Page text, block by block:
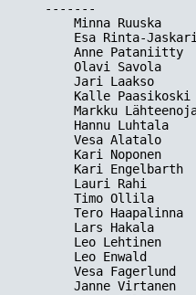
-------
Minna Ruuska
Esa Rinta-
Anne Pataniitty
Olavi Savola
Jari Laakso
Kalle Paasikoski
Markku
Hannu Luhtala
Vesa Alatalo
Kari Noponen
Kari Engelbarth
Lauri Rahi
Timo Ollila
Tero Haapalinna
Lars Hakala
Leo Lehtinen
Leo Enwald
Vesa Fagerlund
Janne Virtanen